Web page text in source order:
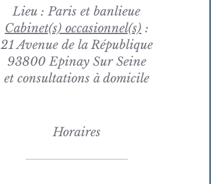
Lieu : Paris et banlieue
Cabinet(s) occasionnel(s):
21 Avenue de la République
93800 Epinay Sur Seine
et consultations à domicile
Horaires